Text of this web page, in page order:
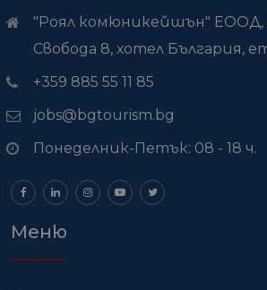
"Роял комюникейшън" ЕООД,
Свобода 8, хотел България,
+359 885 55 11 85
jobs@bgtourism.bg
Понеделник-Петък: 08 - 18 ч.
Меню